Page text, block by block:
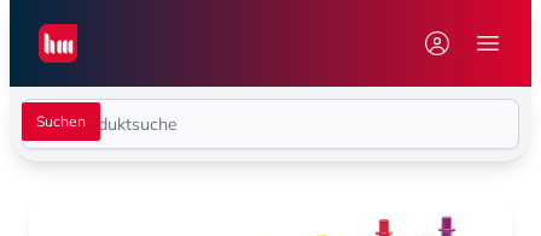
Seiwert GmbH
Menü